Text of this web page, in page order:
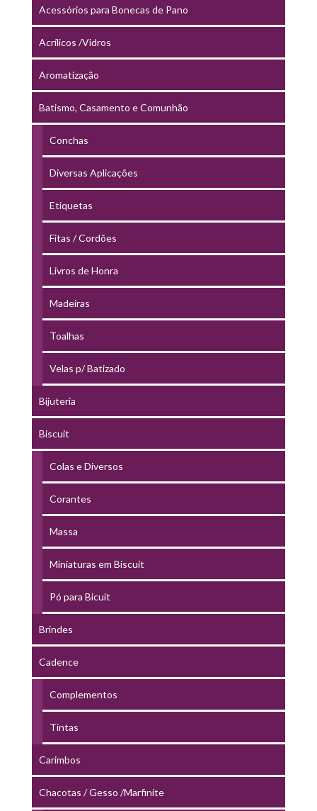
Acessórios para Bonecas de Pano
Acrílicos /Vidros
Aromatização
Batismo, Casamento e Comunhão
Conchas
Diversas Aplicações
Etiquetas
Fitas / Cordões
Livros de Honra
Madeiras
Toalhas
Velas p/ Batizado
Bijuteria
Biscuit
Colas e Diversos
Corantes
Massa
Miniaturas em Biscuit
Pó para Bicuit
Brindes
Cadence
Complementos
Tintas
Carimbos
Chacotas / Gesso /Marfinite